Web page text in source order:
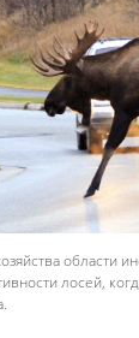
области
лосей,